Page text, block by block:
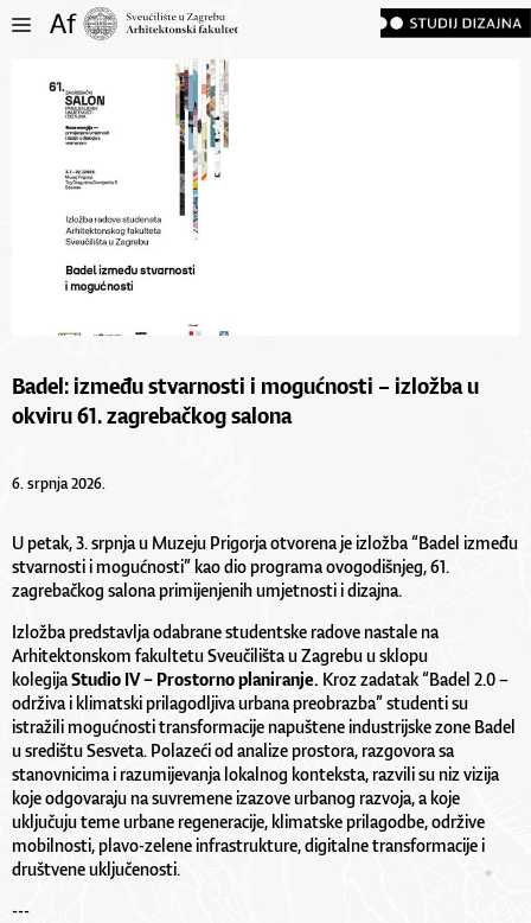
Badel: između stvarnosti i mogućnosti – izložba u
okviru 61. zagrebačkog salona
6. srpnja 2026.
U petak, 3. srpnja u Muzeju Prigorja otvorena je izložba “Badel između
stvarnosti i mogućnosti” kao dio programa ovogodišnjeg, 61.
zagrebačkog salona primijenjenih umjetnosti i dizajna.
Izložba predstavlja odabrane studentske radove nastale na
Arhitektonskom fakultetu Sveučilišta u Zagrebu u sklopu
kolegijaStudio IV – Prostorno planiranje. Kroz zadatak “Badel 2.0 –
održiva i klimatski prilagodljiva urbana preobrazba” studenti su
istražili mogućnosti transformacije napuštene industrijske zone Badel
u središtu Sesveta. Polazeći od analize prostora, razgovora sa
stanovnicima i razumijevanja lokalnog konteksta, razvili su niz vizija
koje odgovaraju na suvremene izazove urbanog razvoja, a koje
uključuju teme urbane regeneracije, klimatske prilagodbe, održive
mobilnosti, plavo-zelene infrastrukture, digitalne transformacije i
društvene uključenosti.
---